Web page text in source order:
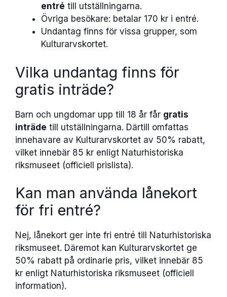
entré till utställningarna.
Övriga besökare: betalar 170 kr i entré.
Undantag finns för vissa grupper, som
Kulturarvskortet.
Vilka undantag finns för
gratis inträde?
Barn och ungdomar upp till 18 år får gratis
inträde till utställningarna. Därtill omfattas
innehavare av Kulturarvskortet av 50% rabatt,
vilket innebär 85 kr enligt Naturhistoriska
riksmuseet (officiell prislista).
Kan man använda lånekort
för fri entré?
Nej, lånekort ger inte fri entré till Naturhistoriska
riksmuseet. Däremot kan Kulturarvskortet ge
50% rabatt på ordinarie pris, vilket innebär 85
kr enligt Naturhistoriska riksmuseet (officiell
information).